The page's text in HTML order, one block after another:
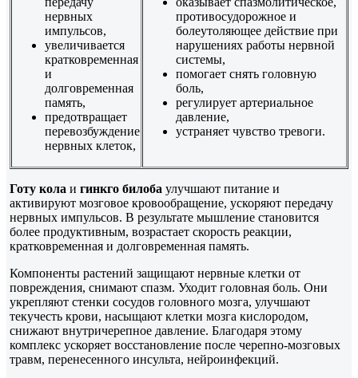
нервных
импульсов,
увеличивается
кратковременная
и
долговременная
память,
предотвращает
перевозбуждение
нервных клеток,
противосудорожное и
болеутоляющее действие при
нарушениях работы нервной
системы,
помогает снять головную
боль,
регулирует артериальное
давление,
устраняет чувство тревоги.
Готу кола и гинкго билоба улучшают питание и
активируют мозговое кровообращение, ускоряют передачу
нервных импульсов. В результате мышление становится
более продуктивным, возрастает скорость реакции,
кратковременная и долговременная память.
Компоненты растений защищают нервные клетки от
повреждения, снимают спазм. Уходит головная боль. Они
укрепляют стенки сосудов головного мозга, улучшают
текучесть крови, насыщают клетки мозга кислородом,
снижают внутричерепное давление. Благодаря этому
комплекс ускоряет восстановление после черепно-мозговых
травм, перенесенного инсульта, нейроинфекций.